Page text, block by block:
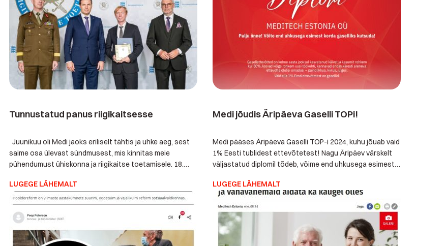
Tunnustatud panus riigikaitsesse
Juunikuu oli Medi jaoks eriliselt tähtis ja uhke aeg, sest
saime osa ülevast sündmusest, mis kinnitas meie
pühendumust ühiskonna ja riigikaitse toetamisele. 18.
tseremoonial pälvisime kõrge tunnustuse, "Riigikaitsjate
toetaja" tiitli. See tunnustus ei ole pelgalt kinnitus meie
senisele tööle, vaid sümboliseerib ka vastutustunnet ja
uhkust, mida tunneme oma panuse eest riigikaitse […]
LUGEGE LÄHEMALT
Medi jõudis Äripäeva Gaselli TOPi!
Medi pääses Äripäeva Gaselli TOP-i 2024, kuhu jõuab vaid
1% Eesti tublidest ettevõtetest! Nagu Äripäev värskelt
väljastatud diplomil tõdeb, võime end uhkusega esimest
jooksul kasvatanud käivet ja kasumit enam kui 50%,
loovad kõige rohkem uusi töökohti, kannavad endas
kiiresti areneva ettevõtte olulisi omadusi - paindlikkus,
kiirus ja julgus. […]
LUGEGE LÄHEMALT